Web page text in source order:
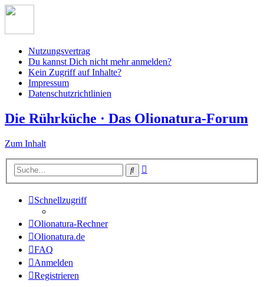
Nutzungsvertrag
Du kannst Dich nicht mehr anmelden?
Kein Zugriff auf Inhalte?
Impressum
Datenschutzrichtlinien
Die Rührküche · Das Olionatura-Forum
Zum Inhalt
Suche
Schnellzugriff
Olionatura-Rechner
Olionatura.de
FAQ
Anmelden
Registrieren